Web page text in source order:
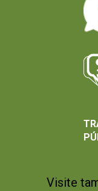
Visite